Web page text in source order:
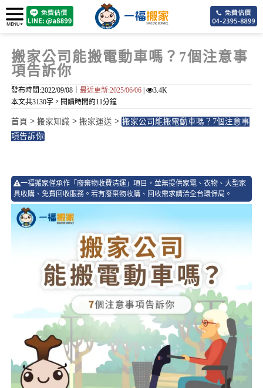
搬家公司能搬電動車嗎？7個注意事
項告訴你
發布時間:2022/09/08｜ 最近更新:2025/06/06|
3.4K
本文共3130字，閱讀時間約11分鐘
首頁 > 搬家知識 > 搬家運送 > 搬家公司能搬電動車嗎？7個注意事
項告訴你
一福搬家僅承作「廢棄物收費清運」項目，並無提供家電、衣物、大型家
具收購、免費回收服務。若有廢棄物收購、回收需求請洽全台環保局。